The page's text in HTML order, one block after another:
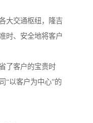
大交通枢纽，隆吉
时、安全地将客户
了客户的宝贵时
“以客户为中心”的